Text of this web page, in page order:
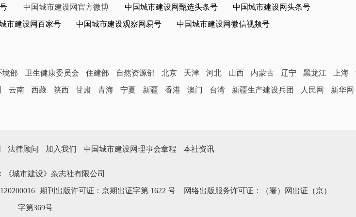
中国城市建设网官方微博 中国城市建设网甄选头条号 中国城市建设网头条号
市建设网百家号 中国城市建设观察网易号 中国城市建设网微信视频号
境部 卫生健康委员会 住建部 自然资源部 北京 天津 河北 山西 内蒙古 辽宁 黑龙江 上海
云南 西藏 陕西 甘肃 青海 宁夏 新疆 香港 澳门 台湾 新疆生产建设兵团 人民网 新华网
法律顾问 加入我们 中国城市建设网理事会章程 本社资讯
《城市建设》杂志社有限公司
期刊出版许可证：京期出证字第1622号 网络出版服务许可证：（署）网出证（京）
字第369号